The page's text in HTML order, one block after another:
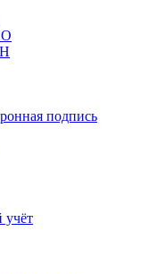
подпись
учёт